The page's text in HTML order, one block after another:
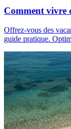
Comment vivre
Offrez-vous des
guide pratique.